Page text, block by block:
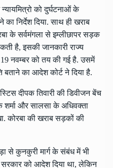
को दुर्घटनाओं के
निर्देश दिया. साथ ही खराब
के सर्वमंगला से इम्लीछापर सड़क
है, इसकी जानकारी राज्य
नवम्बर को तय की गई है. उसमें
बताने का आदेश कोर्ट ने दिया है.
दीपक तिवारी की डिवीजन बेंच
शर्मा और सालसा के अधिवक्ता
कोरबा की खराब सड़कों की
से कुनकुरी मार्ग के संबंध में भी
सरकार को आदेश दिया था, लेकिन